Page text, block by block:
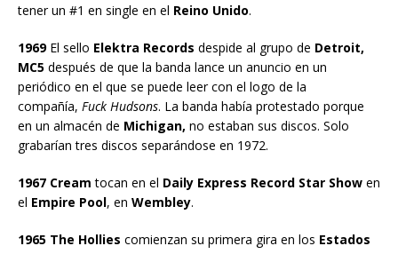
tener un #1 en single en el Reino Unido.
1969El sello Elektra Records despide al grupo de Detroit,
MC5 después de que la banda lance un anuncio en un
periódico en el que se puede leer con el logo de la
compañía, Fuck Hudsons. La banda había protestado porque
en un almacén de Michigan, no estaban sus discos. Solo
grabarían tres discos separándose en 1972.
1967 Cream tocan en el Daily Express Record Star Show en
el Empire Pool, en Wembley.
1965 The Hollies comienzan su primera gira en los Estados